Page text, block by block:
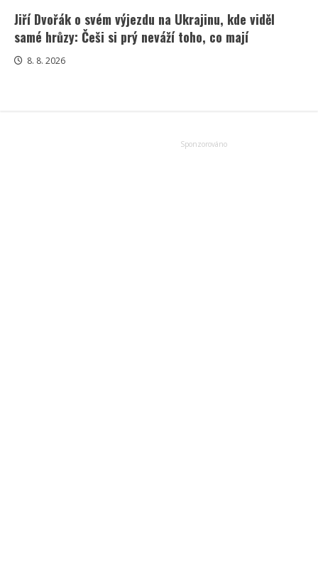
Jiří Dvořák o svém výjezdu na Ukrajinu, kde viděl
samé hrůzy: Češi si prý neváží toho, co mají
8. 8. 2026